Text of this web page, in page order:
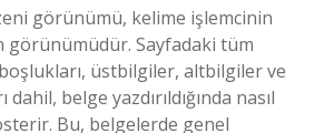
görünümü, kelime işlemcinin
görünümüdür. Sayfadaki tüm
üstbilgiler, altbilgiler ve
belge yazdırıldığında nasıl
Bu, belgelerde genel